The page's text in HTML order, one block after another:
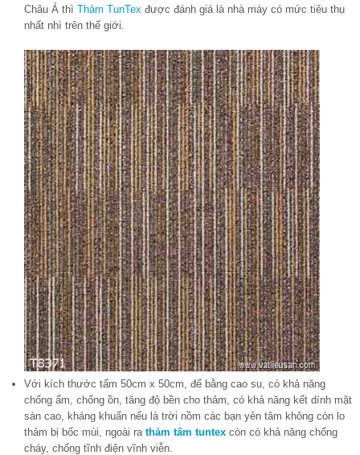
Châu Á thì Thảm TunTex được đánh giá là nhà máy có mức tiêu thụ
nhất nhì trên thế giới.
Với kích thước tấm 50cm x 50cm, đế bằng cao su, có khả năng
chống ẩm, chống ồn, tăng độ bền cho thảm, có khả năng kết dính mặt
sàn cao, kháng khuẩn nếu là trời nồm các bạn yên tâm không còn lo
thảm bị bốc mùi, ngoài ra thảm tấm tuntex còn có khả năng chống
cháy, chống tĩnh điện vĩnh viễn.